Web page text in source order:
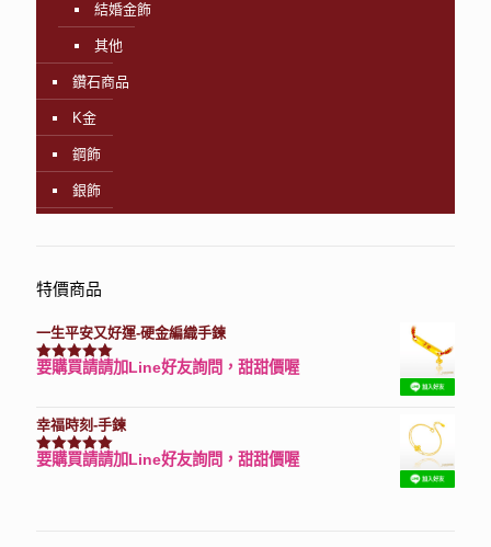
結婚金飾
其他
鑽石商品
K金
鋼飾
銀飾
特價商品
一生平安又好運-硬金編織手鍊
評分7740滿分 5
要購買請請加Line好友詢問，甜甜價喔
幸福時刻-手鍊
評分3150滿分 5
要購買請請加Line好友詢問，甜甜價喔